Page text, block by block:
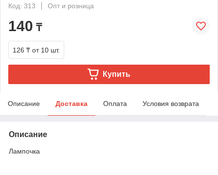
Код: 313
Опт и розница
140 ₸
126 ₸ от 10 шт.
Купить
Описание Доставка Оплата Условия возврата
Описание
Лампочка